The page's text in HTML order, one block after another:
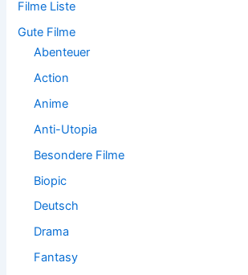
c
h
Filme Liste
Gute Filme
Abenteuer
Action
Anime
Anti-Utopia
Besondere Filme
Biopic
Deutsch
Drama
Fantasy